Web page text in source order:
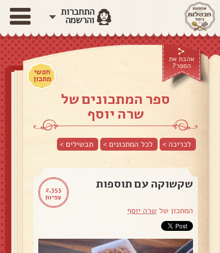
התחברות
והרשמה
אהבת את
הספר?
חפשי
מתכון
ספר המתכונים של
שרה יוסף
לכריכה > לכל המתכונים > תבשילים>
2,353
צפיות
שקשוקה עם תוספות
המתכון שלשרה יוסף